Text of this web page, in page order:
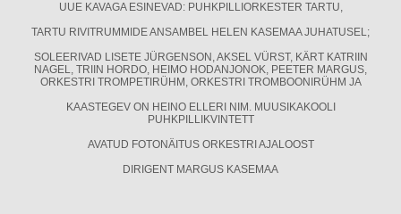
UUE KAVAGA ESINEVAD: PUHKPILLIORKESTER TARTU,
TARTU RIVITRUMMIDE ANSAMBEL HELEN KASEMAA JUHATUSEL;
SOLEERIVAD LISETE JÜRGENSON, AKSEL VÜRST, KÄRT KATRIIN
NAGEL, TRIIN HORDO, HEIMO HODANJONOK, PEETER MARGUS,
ORKESTRI TROMPETIRÜHM, ORKESTRI TROMBOONIRÜHM JA
KAASTEGEV ON HEINO ELLERI NIM. MUUSIKAKOOLI
PUHKPILLIKVINTETT
AVATUD FOTONÄITUS ORKESTRI AJALOOST
DIRIGENT MARGUS KASEMAA